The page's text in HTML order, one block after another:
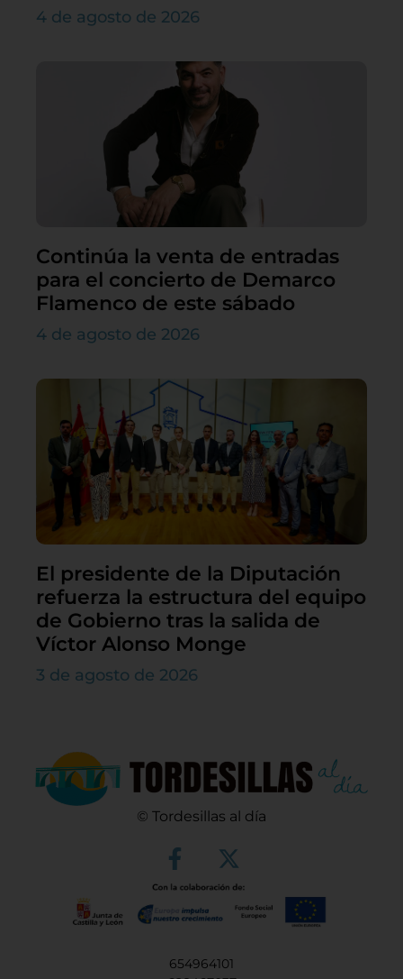
4 de agosto de 2026
Continúa la venta de entradas
para el concierto de Demarco
Flamenco de este sábado
4 de agosto de 2026
El presidente de la Diputación
refuerza la estructura del equipo
de Gobierno tras la salida de
Víctor Alonso Monge
3 de agosto de 2026
© Tordesillas al día
654964101